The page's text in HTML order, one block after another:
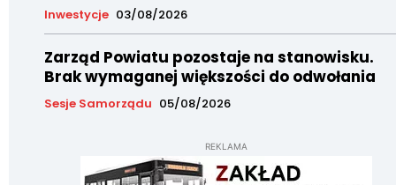
Inwestycje 03/08/2026
Zarząd Powiatu pozostaje na stanowisku.
Brak wymaganej większości do odwołania
Sesje Samorządu 05/08/2026
REKLAMA